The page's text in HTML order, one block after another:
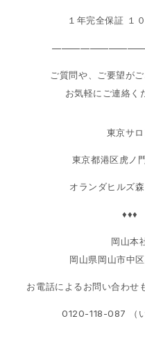
１年完全保証 １
ご質問や、ご要望がご
お気軽にご連絡く
東京サ
東京都港区虎ノ
オランダヒルズ
♦♦♦
岡山本
岡山県岡山市中
お電話によるお問い合わせ
0120-118-087 （